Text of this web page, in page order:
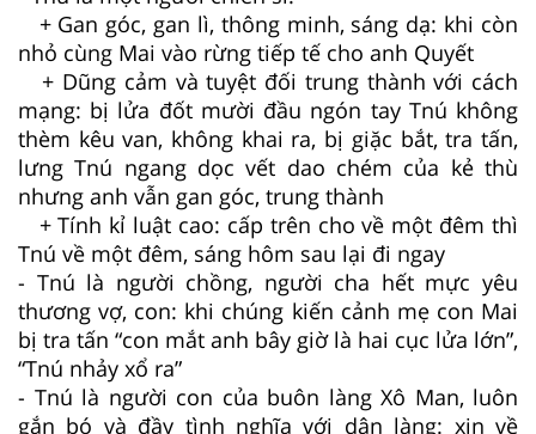
+ Gan góc, gan lì, thông minh, sáng dạ: khi còn
nhỏ cùng Mai vào rừng tiếp tế cho anh Quyết
+ Dũng cảm và tuyệt đối trung thành với cách
mạng: bị lửa đốt mười đầu ngón tay Tnú không
thèm kêu van, không khai ra, bị giặc bắt, tra tấn,
lưng Tnú ngang dọc vết dao chém của kẻ thù
nhưng anh vẫn gan góc, trung thành
+ Tính kỉ luật cao: cấp trên cho về một đêm thì
Tnú về một đêm, sáng hôm sau lại đi ngay
- Tnú là người chồng, người cha hết mực yêu
thương vợ, con: khi chúng kiến cảnh mẹ con Mai
bị tra tấn “con mắt anh bây giờ là hai cục lửa lớn”,
“Tnú nhảy xổ ra”
- Tnú là người con của buôn làng Xô Man, luôn
gắn bó và đầy tình nghĩa với dân làng: xin về